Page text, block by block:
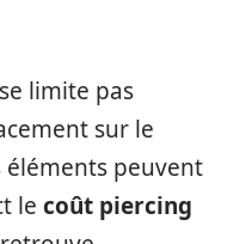
limite pas
sur le
éléments peuvent
le coût piercing